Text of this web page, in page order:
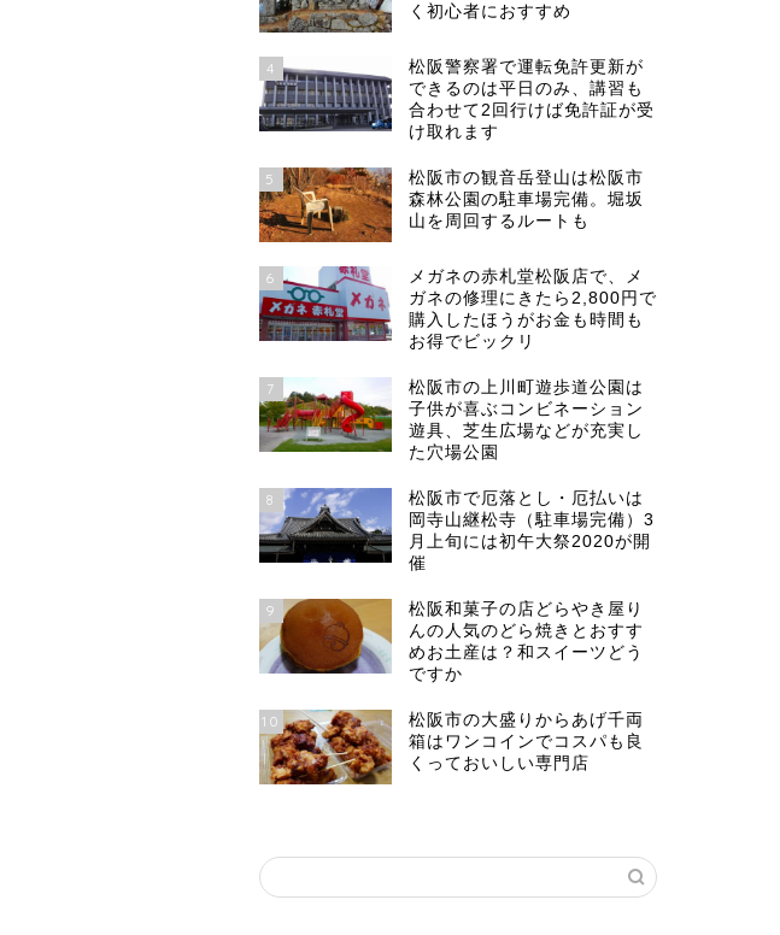
く初心者におすすめ
4
松阪警察署で運転免許更新が
できるのは平日のみ、講習も
合わせて2回行けば免許証が受
け取れます
5
松阪市の観音岳登山は松阪市
森林公園の駐車場完備。堀坂
山を周回するルートも
6
メガネの赤札堂松阪店で、メ
ガネの修理にきたら2,800円で
購入したほうがお金も時間も
お得でビックリ
7
松阪市の上川町遊歩道公園は
子供が喜ぶコンビネーション
遊具、芝生広場などが充実し
た穴場公園
8
松阪市で厄落とし・厄払いは
岡寺山継松寺（駐車場完備）3
月上旬には初午大祭2020が開
催
9
松阪和菓子の店どらやき屋り
んの人気のどら焼きとおすす
めお土産は？和スイーツどう
ですか
10
松阪市の大盛りからあげ千両
箱はワンコインでコスパも良
くっておいしい専門店